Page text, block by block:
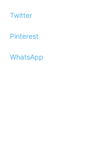
Twitter
Pinterest
WhatsApp